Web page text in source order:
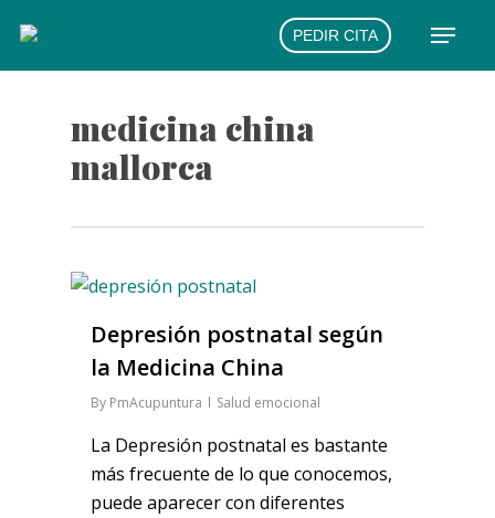
main
PEDIR CITA Menu
medicina china
mallorca
Depresión postnatal según
la Medicina China
By PmAcupuntura Salud emocional
La Depresión postnatal es bastante
más frecuente de lo que conocemos,
puede aparecer con diferentes